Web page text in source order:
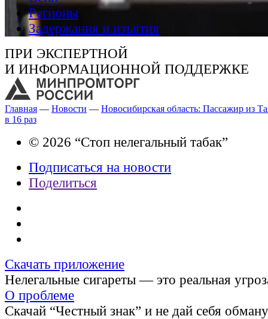
Регионы
Задержания и изъятия
ПРИ ЭКСПЕРТНОЙ
И ИНФОРМАЦИОННОЙ ПОДДЕРЖКЕ
Главная — Новости — Новосибирская область: Пассажир из
в 16 раз
© 2026 “Стоп нелегальный табак”
Подписаться на новости
Поделиться
Скачать приложение
Нелегальные сигареты — это реальная
О проблеме
Скачай “Честный знак” и не дай себя